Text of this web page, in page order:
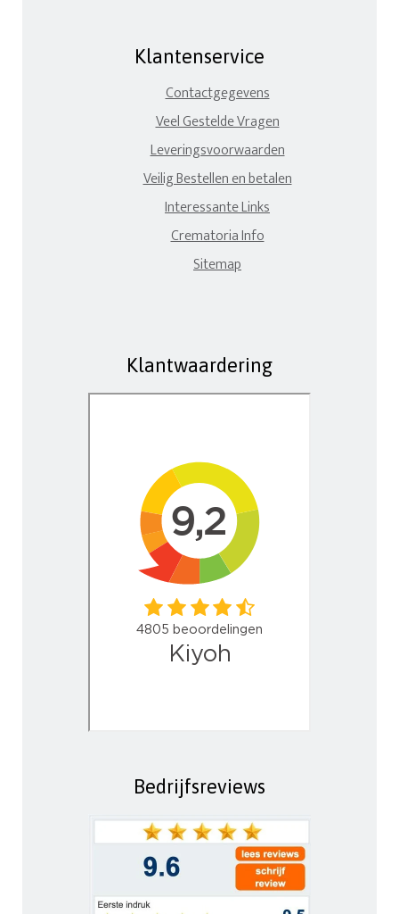
Klantenservice
Contactgegevens
Veel Gestelde Vragen
Leveringsvoorwaarden
Veilig Bestellen en betalen
Interessante Links
Crematoria Info
Sitemap
Klantwaardering
Bedrijfsreviews